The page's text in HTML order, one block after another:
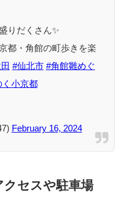
りだくさん✨
都・角館の町歩きを楽
#仙北市 #角館雛めぐ
く小京都
February 16, 2024
セスや駐車場